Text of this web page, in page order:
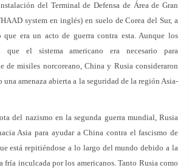
del Terminal de Defensa de Área de Gran
system en inglés) en suelo de Corea del Sur, a
era un acto de guerra contra esta. Aunque los
que el sistema americano era necesario para
de misiles norcoreano, China y Rusia consideraron
amenaza abierta a la seguridad de la región Asia-
del nazismo en la segunda guerra mundial, Rusia
Asia para ayudar a China contra el fascismo de
está repitiéndose a lo largo del mundo debido a la
fría inculcada por los americanos. Tanto Rusia como